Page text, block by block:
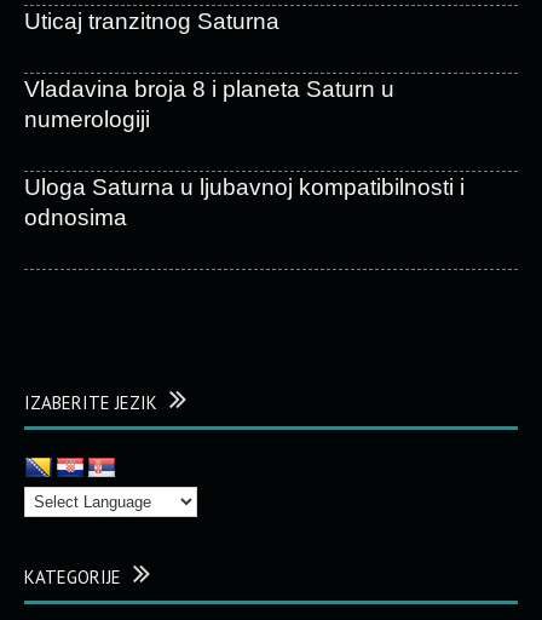
Uticaj tranzitnog Saturna
Vladavina broja 8 i planeta Saturn u
numerologiji
Uloga Saturna u ljubavnoj kompatibilnosti i
odnosima
IZABERITE JEZIK
KATEGORIJE